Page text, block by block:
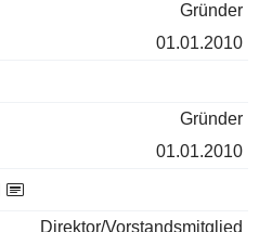
Gründer
01.01.2010
Gründer
01.01.2010
Direktor/Vorstandsmitglied